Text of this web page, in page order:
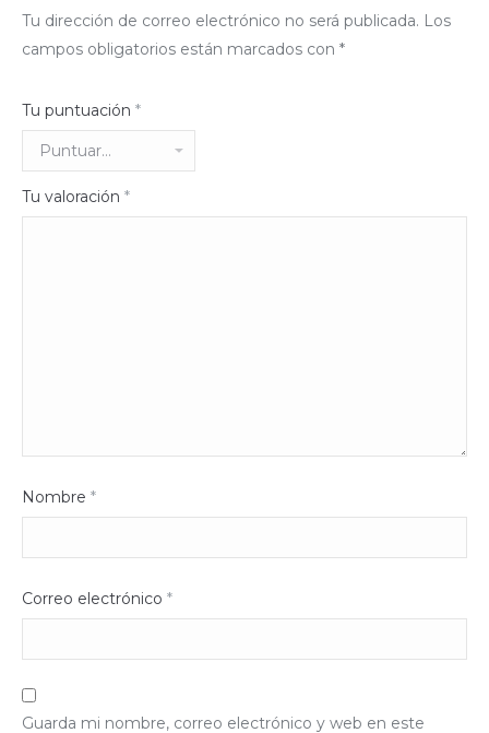
Tu dirección de correo electrónico no será publicada. Los
campos obligatorios están marcados con *
Tu puntuación *
Tu valoración *
Nombre *
Correo electrónico *
Guarda mi nombre, correo electrónico y web en este